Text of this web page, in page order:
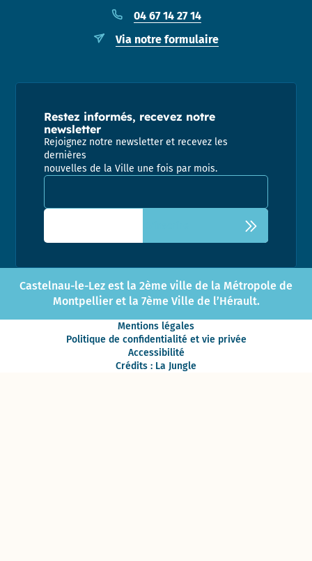
04 67 14 27 14
Via notre formulaire
Restez informés, recevez notre
newsletter
Rejoignez notre newsletter et recevez les
dernières
nouvelles de la Ville une fois par mois.
Adresse email pour la newsletter
Castelnau-le-Lez est la 2ème ville de la Métropole de
Montpellier et la 7ème Ville de l’Hérault.
Mentions légales
Politique de confidentialité et vie privée
Accessibilité
Crédits : La Jungle